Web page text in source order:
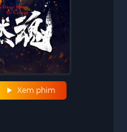
Xem phim